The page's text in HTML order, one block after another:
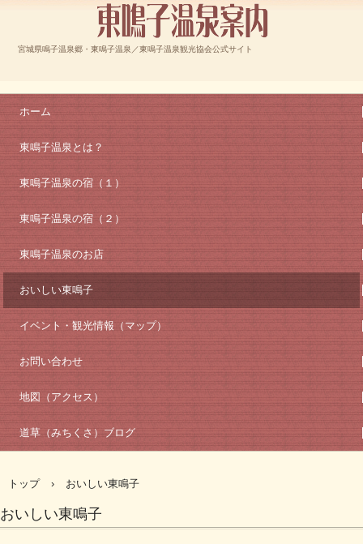
宮城県鳴子温泉郷・東鳴子温泉／東鳴子温泉観光協会公式サイト
ホーム
東鳴子温泉とは？
東鳴子温泉の宿（１）
東鳴子温泉の宿（２）
東鳴子温泉のお店
おいしい東鳴子
イベント・観光情報（マップ）
お問い合わせ
地図（アクセス）
道草（みちくさ）ブログ
トップ › おいしい東鳴子
おいしい東鳴子